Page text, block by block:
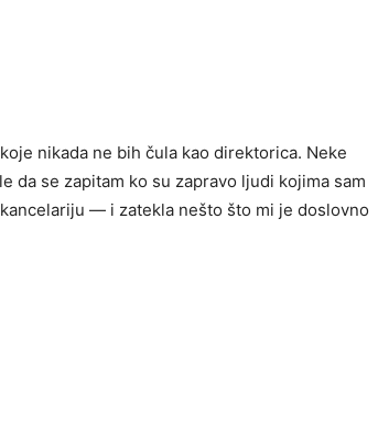
nikada ne bih čula kao direktorica. Neke
da se zapitam ko su zapravo ljudi kojima sam
— i zatekla nešto što mi je doslovno